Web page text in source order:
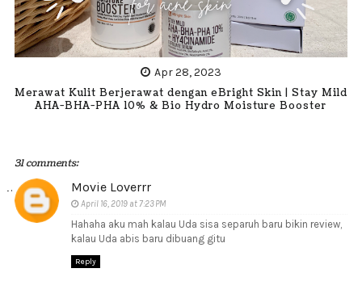
Apr 28, 2023
Merawat Kulit Berjerawat dengan eBright Skin | Stay Mild
AHA-BHA-PHA 10% & Bio Hydro Moisture Booster
31 comments:
Movie Loverrr
April 16, 2019 at 7:23 PM
Hahaha aku mah kalau Uda sisa separuh baru bikin review,
kalau Uda abis baru dibuang gitu
Reply